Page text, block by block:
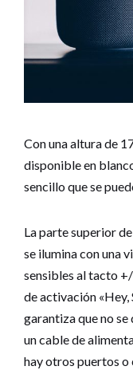
Con una altura de
disponible en
sencillo que se
La parte superior
se ilumina con una
sensibles al tacto
de activación «Hey,
garantiza que no
un cable de
hay otros puertos o